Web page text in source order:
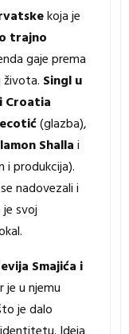
koja je
trajno
gaje prema
Singl u
Croatia
(glazba),
Shallai
i produkcija).
nadovezali i
svoj
Smajića i
je u njemu
je dalo